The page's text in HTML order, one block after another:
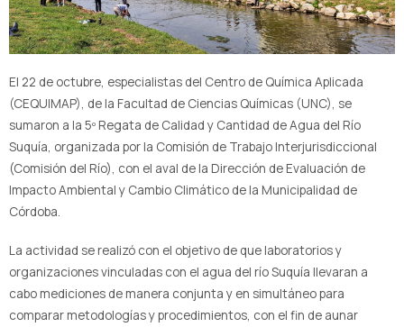
El 22 de octubre, especialistas del Centro de Química Aplicada
(CEQUIMAP), de la Facultad de Ciencias Químicas (UNC), se
sumaron a la 5º Regata de Calidad y Cantidad de Agua del Río
Suquía, organizada por la Comisión de Trabajo Interjurisdiccional
(Comisión del Río), con el aval de la Dirección de Evaluación de
Impacto Ambiental y Cambio Climático de la Municipalidad de
Córdoba.
La actividad se realizó con el objetivo de que laboratorios y
organizaciones vinculadas con el agua del río Suquía llevaran a
cabo mediciones de manera conjunta y en simultáneo para
comparar metodologías y procedimientos, con el fin de aunar